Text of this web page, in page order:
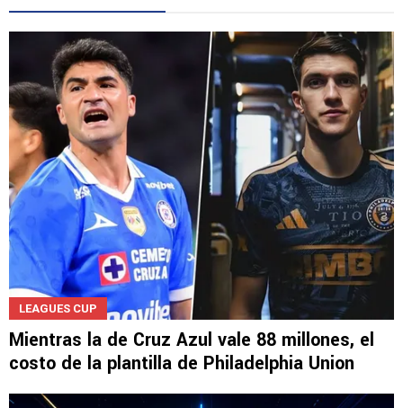
LEAGUES CUP
Mientras la de Cruz Azul vale 88 millones, el
costo de la plantilla de Philadelphia Union